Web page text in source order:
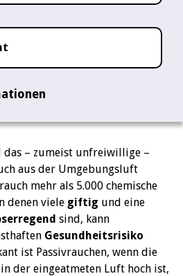
&
das – zumeist unfreiwillige –
aus der Umgebungsluft
mehr als 5.000 chemische
denen viele giftig und eine
sind, kann
Gesundheitsrisiko
ist Passivrauchen, wenn die
der eingeatmeten Luft hoch ist,